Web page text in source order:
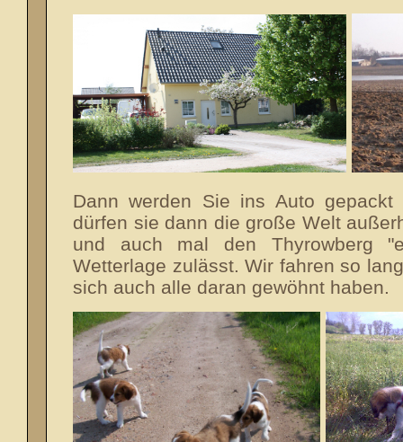
Dann werden Sie ins Auto
dürfen sie dann die große Welt
und auch mal den Thyrowberg
Wetterlage zulässt. Wir fahren so
sich auch alle daran gewöhnt haben.